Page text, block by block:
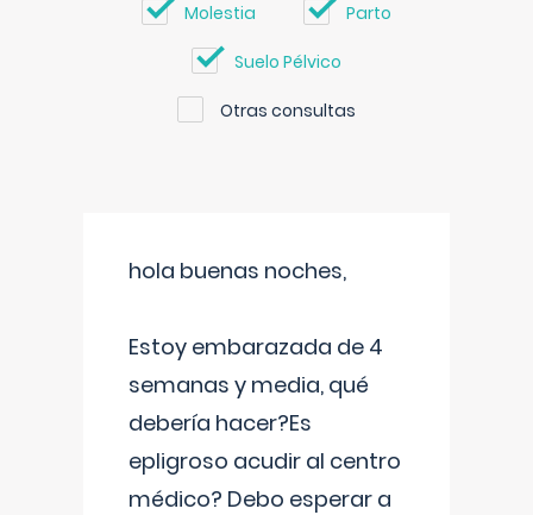
Molestia Parto
Suelo Pélvico
Otras consultas
hola buenas noches,
Estoy embarazada de 4
semanas y media, qué
debería hacer?Es
epligroso acudir al centro
médico? Debo esperar a